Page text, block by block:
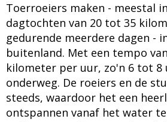
Toerroeiers maken - meestal
dagtochten van 20 tot 35
gedurende meerdere dagen -
buitenland. Met een tempo
kilometer per uur, zo'n 6 tot 8
onderweg. De roeiers en de
steeds, waardoor het een
ontspannen vanaf het water